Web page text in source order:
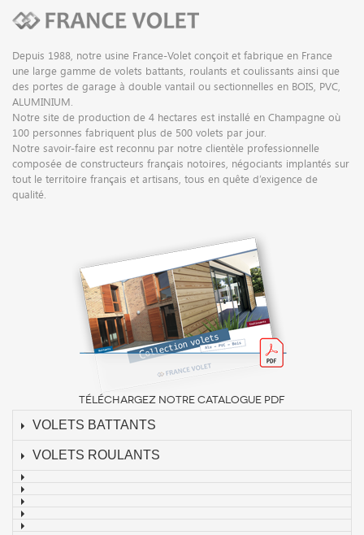
Depuis 1988, notre usine France-Volet conçoit et fabrique en France
une large gamme de volets battants, roulants et coulissants ainsi que
des portes de garage à double vantail ou sectionnelles en BOIS, PVC,
ALUMINIUM.
Notre site de production de 4 hectares est installé en Champagne où
100 personnes fabriquent plus de 500 volets par jour.
Notre savoir-faire est reconnu par notre clientèle professionnelle
composée de constructeurs français notoires, négociants implantés sur
tout le territoire français et artisans, tous en quête d’exigence de
qualité.
TÉLÉCHARGEZ NOTRE CATALOGUE PDF
VOLETS BATTANTS
VOLETS ROULANTS